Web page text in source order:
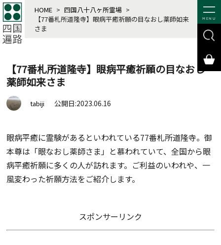
MENU
HOME > 四国八十八ヶ所霊場 >
【77番札所道隆寺】眼病平癒祈願の目なおし薬師如来
さま
【77番札所道隆寺】眼病平癒祈願の目なおし
薬師如来さま
tabiji 公開日:2023.06.16
眼病平癒に霊験があるといわれている77番札所道隆寺。御
本尊は「眼なおし薬師さま」と慕われていて、全国から眼
病平癒祈願に多くの人が訪れます。ご利益のいわれや、一
風変わった祈願方法をご紹介します。
スポンサーリンク